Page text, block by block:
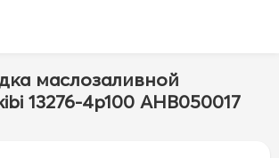
маслозаливной
13276-4p100 AHB050017